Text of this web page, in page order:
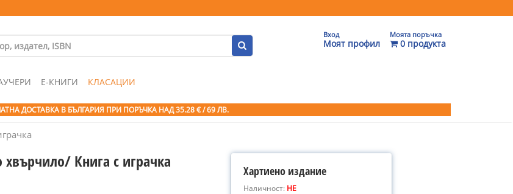
Вход
Моят профил
Моята поръчка
0 продукта
Е-КНИГИ КЛАСАЦИИ
ДОСТАВКА В БЪЛГАРИЯ ПРИ ПОРЪЧКА НАД 35.28 € / 69 ЛВ.
Книга с играчка Хартиено издание
Наличност: НЕ